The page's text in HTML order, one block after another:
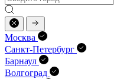
Москва
Санкт-Петербург
Барнаул
Волгоград